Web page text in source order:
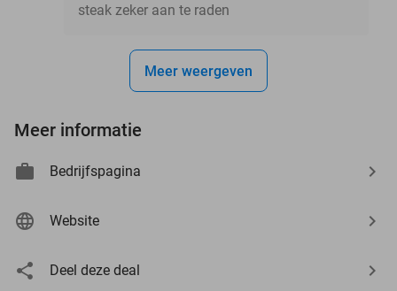
steak zeker aan te raden
Meer weergeven
Meer informatie
Bedrijfspagina
Website
Deel deze deal